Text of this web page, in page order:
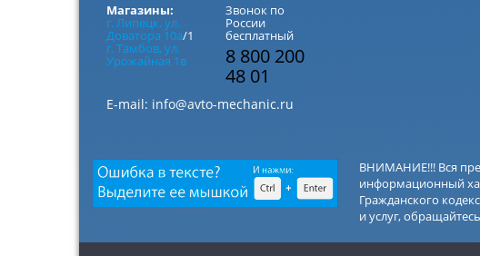
Магазины:
г. Липецк, ул.
Доватора 10а/1
г. Тамбов, ул.
Урожайная 1в
Звонок по
России
бесплатный
8 800 200
48 01
E-mail: info@avto-mechanic.ru
ВНИМАНИЕ!!! Вся
информационный
Гражданского
и услуг,